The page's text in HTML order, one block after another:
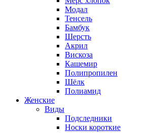
Модал
Тенсель
Бамбук
Шерсть
Акрил
Вискоза
Кашемир
Полипропилен
Шёлк
Полиамид
Женские
Виды
Подследники
Носки короткие